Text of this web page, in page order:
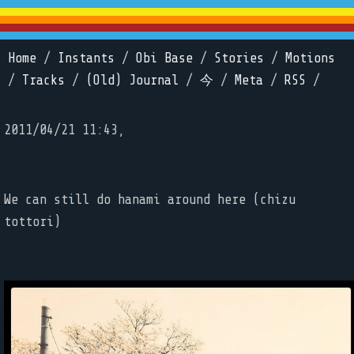
Home / Instants / Obi Base / Stories /
Motions
/ Tracks / (Old) Journal / 今 / Meta / RSS /
2011/04/21 11:43,
We can still do hanami around here (chizu
tottori)